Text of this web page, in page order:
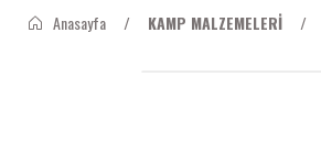
Anasayfa KAMP MALZEMELERİ